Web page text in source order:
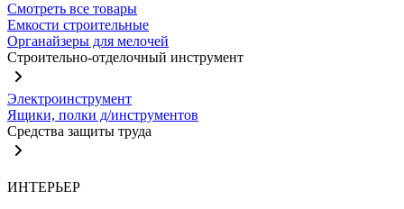
Смотреть все товары
Емкости строительные
Органайзеры для мелочей
Строительно-отделочный инструмент
Электроинструмент
Ящики, полки д/инструментов
Средства защиты труда
ИНТЕРЬЕР